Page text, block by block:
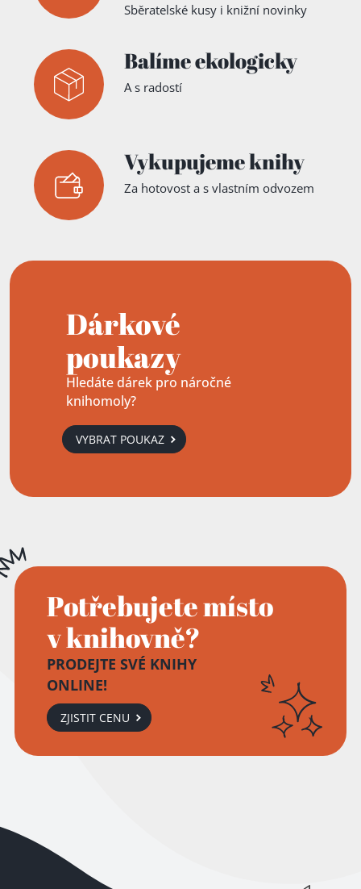
Sběratelské kusy i knižní novinky
Balíme ekologicky
A s radostí
Vykupujeme knihy
Za hotovost a s vlastním odvozem
Dárkové
poukazy
Hledáte dárek pro náročné
knihomoly?
VYBRAT POUKAZ
Potřebujete místo
v knihovně?
PRODEJTE SVÉ KNIHY
ONLINE!
ZJISTIT CENU